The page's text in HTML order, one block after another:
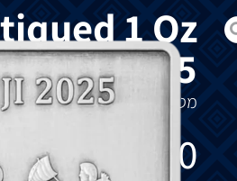
1 Oz
2025
מטיל כסף בעל תבליט גבוה
680 להזמנה